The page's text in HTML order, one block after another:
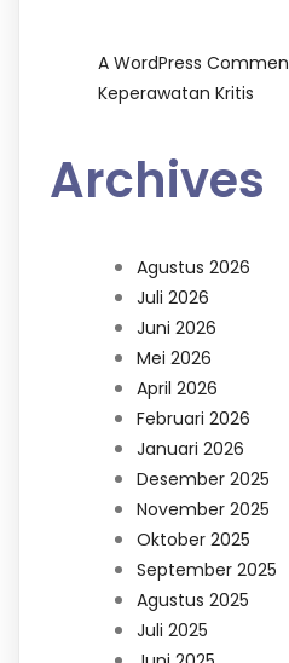
A WordPress
Keperawatan Kritis
Archives
Agustus 2026
Juli 2026
Juni 2026
Mei 2026
April 2026
Februari 2026
Januari 2026
Desember 2025
November 2025
Oktober 2025
September 2025
Agustus 2025
Juli 2025